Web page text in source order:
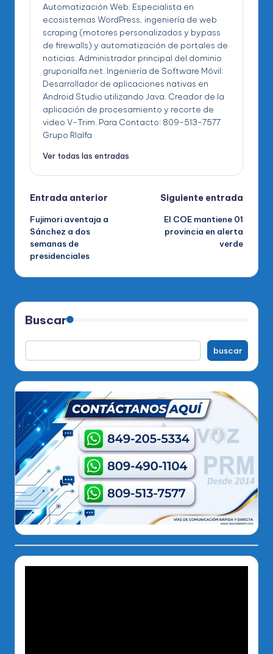
Automatización Web: Especialista en
ecosistemas WordPress, ingeniería de web
scraping (motores personalizados y bypass
de firewalls) y automatización de portales de
noticias. Administrador principal del dominio
gruporialfa.net. Ingeniería de Software Móvil:
Desarrollador de aplicaciones nativas en
Android Studio utilizando Java. Creador de la
aplicación de procesamiento y recorte de
video V-Trim. Para Contacto: 809-513-7577
Grupo RIalfa
Ver todas las entradas
Navegación
de
entradas
Entrada anterior
Fujimori aventaja a
Sánchez a dos
semanas de
presidenciales
Siguiente entrada
El COE mantiene 01
provincia en alerta
verde
Buscar
buscar